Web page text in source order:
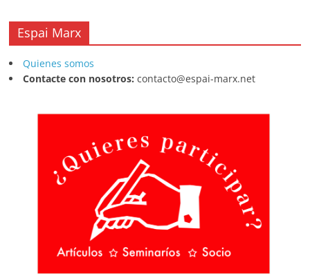
Espai Marx
Quienes somos
Contacte con nosotros: contacto@espai-marx.net